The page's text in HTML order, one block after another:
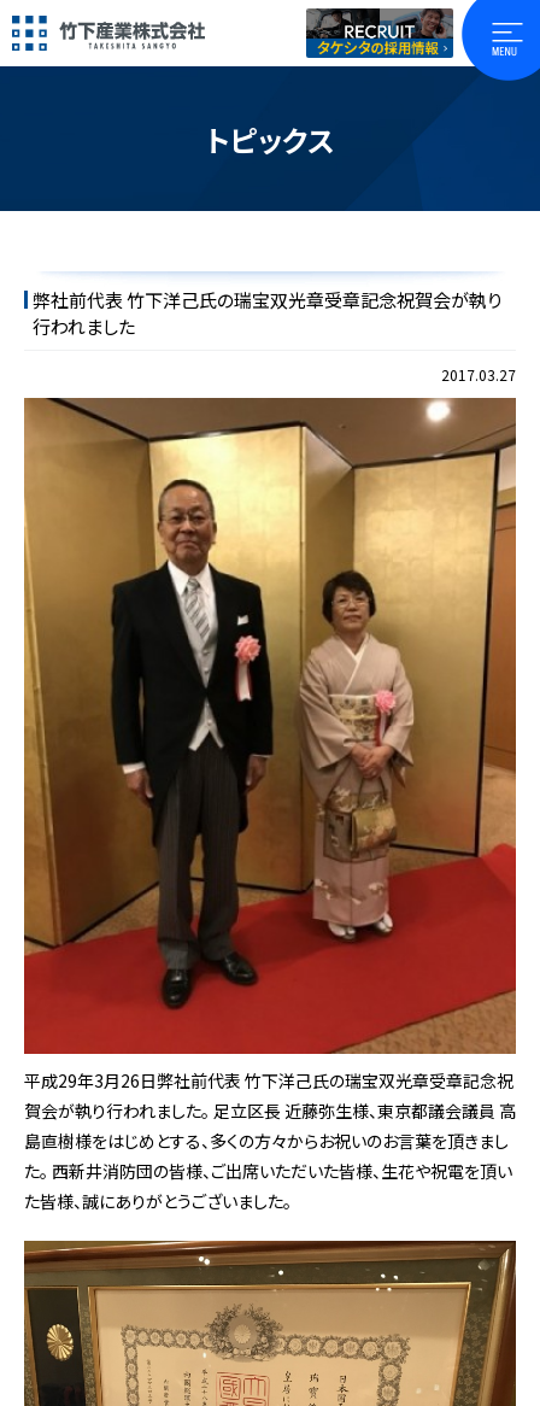
トピックス
弊社前代表 竹下洋己氏の瑞宝双光章受章記念祝賀会が執り
行われました
2017.03.27
平成29年3月26日弊社前代表 竹下洋己氏の瑞宝双光章受章記念祝
賀会が執り行われました。 足立区長 近藤弥生様、東京都議会議員 高
島直樹様をはじめとする、多くの方々からお祝いのお言葉を頂きまし
た。 西新井消防団の皆様、ご出席いただいた皆様、生花や祝電を頂い
た皆様、誠にありがとうございました。